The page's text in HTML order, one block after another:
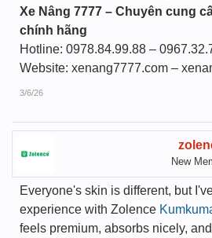
Xe Nâng 7777 – Chuyên cung
chính hãng
Hotline: 0978.84.99.88 –
Website: xenang7777.com –
3/6/26
New
Everyone's skin is different, but
experience with Zolence
feels premium, absorbs nicely,